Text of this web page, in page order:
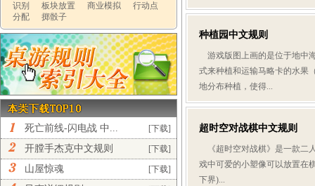
识别
板块放置 商业模拟
行动点
分配
掷骰子
[下载]
死亡前线-闪电战 中...
[下载]
开膛手杰克中文规则
[下载]
山屋惊魂
种植园中文规则
游戏版图上画的是位于地中
式来种植和运输马略卡的水果
地分布种植，使得...
超时空对战棋中文规则
《超时空对战棋》是一款二
戏中可爱的小塑像可以放置在
下界)...